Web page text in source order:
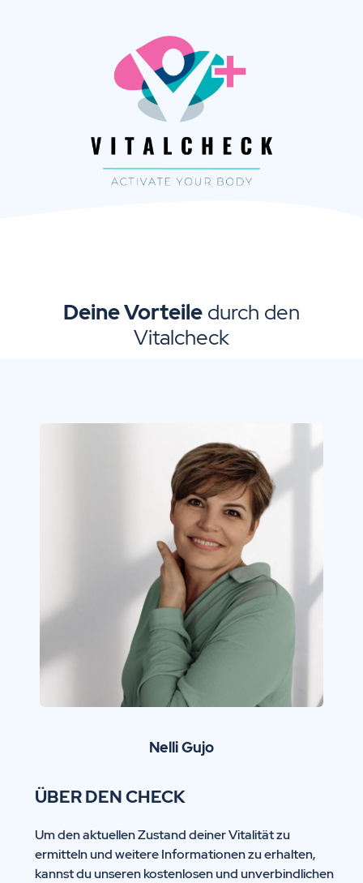
Deine Vorteile durch den
Vitalcheck
Nelli Gujo
ÜBER DEN CHECK
Um den aktuellen Zustand deiner Vitalität zu
ermitteln und weitere Informationen zu erhalten,
kannst du unseren kostenlosen und unverbindlichen